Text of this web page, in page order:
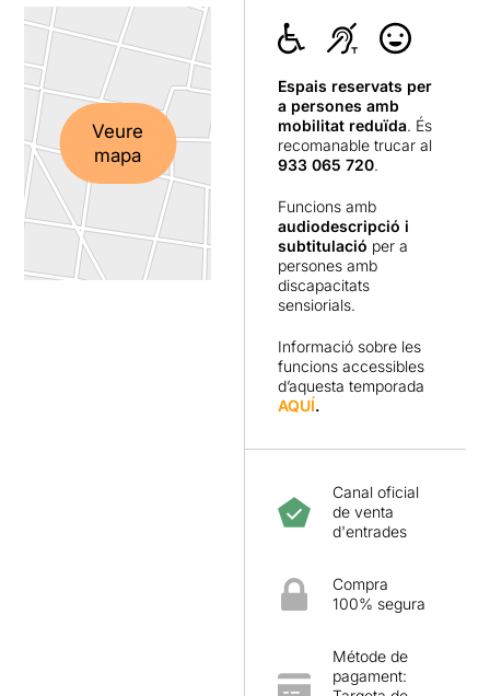
Veure
mapa
Espais reservats per
a persones amb
mobilitat reduïda. És
recomanable trucar al
933 065 720.
Funcions amb
audiodescripció i
subtitulació per a
persones amb
discapacitats
sensiorials.
Informació sobre les
funcions accessibles
d’aquesta temporada
AQUÍ.
Canal oficial
de venta
d'entrades
Compra
100% segura
Métode de
pagament: